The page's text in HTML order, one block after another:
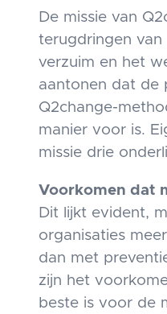
De missie van
terugdringen van
verzuim en het
aantonen dat de
Q2change-
manier voor is.
missie drie
Voorkomen dat
Dit lijkt evident,
organisaties
dan met
zijn het
beste is voor de